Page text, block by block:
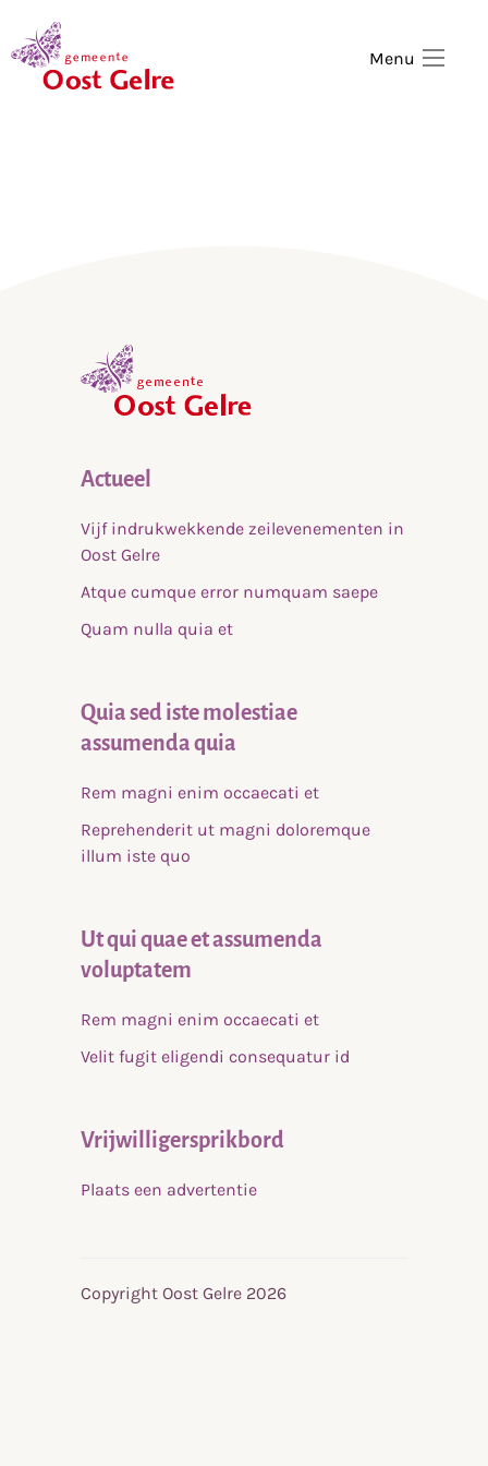
Menu
Actueel
Vijf indrukwekkende zeilevenementen in
Oost Gelre
Atque cumque error numquam saepe
Quam nulla quia et
Quia sed iste molestiae
assumenda quia
Rem magni enim occaecati et
Reprehenderit ut magni doloremque
illum iste quo
Ut qui quae et assumenda
voluptatem
Rem magni enim occaecati et
Velit fugit eligendi consequatur id
Vrijwilligersprikbord
Plaats een advertentie
Copyright Oost Gelre 2026